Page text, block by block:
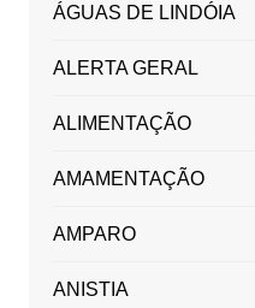
ÁGUAS DE LINDÓIA
ALERTA GERAL
ALIMENTAÇÃO
AMAMENTAÇÃO
AMPARO
ANISTIA